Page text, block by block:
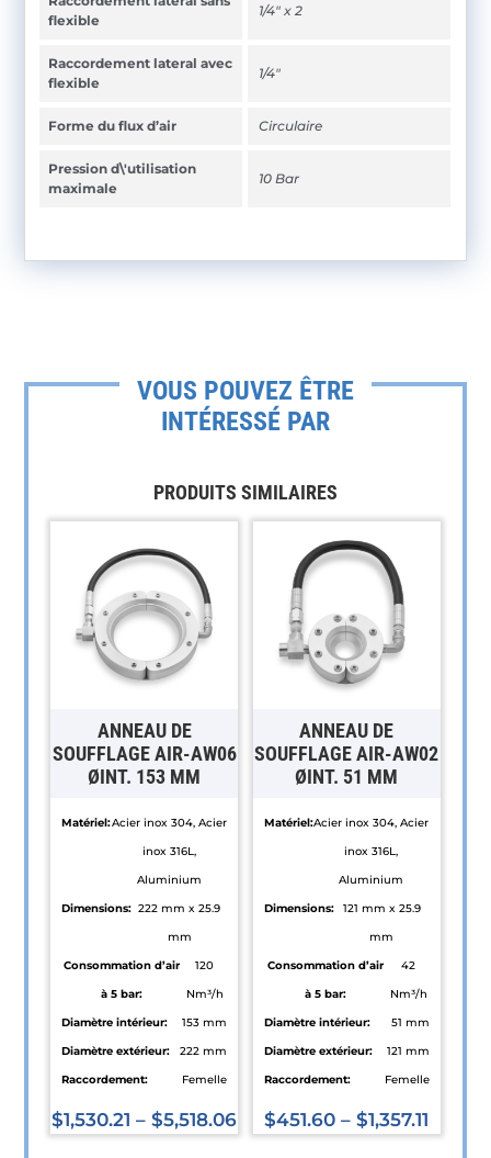
flexible
1/4" x 2
Raccordement lateral avec
flexible
1/4"
Forme du flux d’air Circulaire
Pression d\'utilisation
maximale
10 Bar
VOUS POUVEZ ÊTRE
INTÉRESSÉ PAR
PRODUITS SIMILAIRES
ANNEAU DE
SOUFFLAGE AIR-AW06
ØINT. 153 MM
Matériel:Acier inox 304, Acier
inox 316L,
Aluminium
Dimensions: 222 mm x 25.9
mm
Consommation d’air
à 5 bar:
120
Nm³/h
Diamètre intérieur:
153 mm
Diamètre extérieur:
222 mm
Raccordement:
Femelle
$1,530.21 –$5,518.06
ANNEAU DE
SOUFFLAGE AIR-AW02
ØINT. 51 MM
Matériel:Acier inox 304, Acier
inox 316L,
Aluminium
Dimensions:
121 mm x 25.9
mm
Consommation d’air
à 5 bar:
42
Nm³/h
Diamètre intérieur:
51 mm
Diamètre extérieur:
121 mm
Raccordement:
Femelle
$451.60 –$1,357.11